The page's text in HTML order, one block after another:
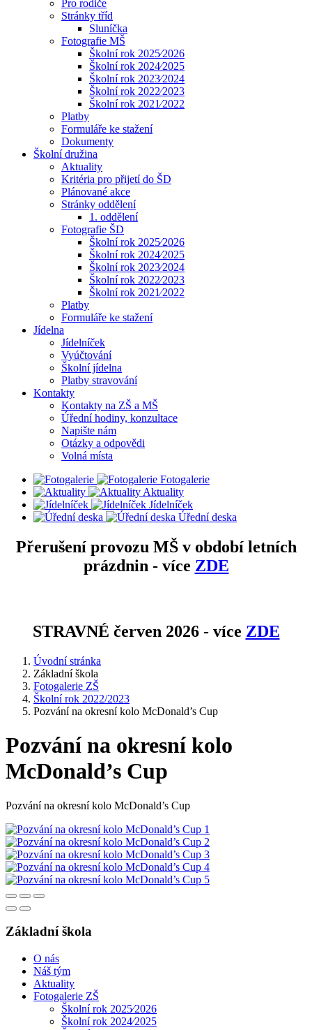
Pro rodiče
Stránky tříd
Sluníčka
Fotografie MŠ
Školní rok 2025⁄2026
Školní rok 2024⁄2025
Školní rok 2023⁄2024
Školní rok 2022⁄2023
Školní rok 2021⁄2022
Platby
Formuláře ke stažení
Dokumenty
Školní družina
Aktuality
Kritéria pro přijetí do ŠD
Plánované akce
Stránky oddělení
1. oddělení
Fotografie ŠD
Školní rok 2025⁄2026
Školní rok 2024⁄2025
Školní rok 2023⁄2024
Školní rok 2022⁄2023
Školní rok 2021⁄2022
Platby
Formuláře ke stažení
Jídelna
Jídelníček
Vyúčtování
Školní jídelna
Platby stravování
Kontakty
Kontakty na ZŠ a MŠ
Úřední hodiny, konzultace
Napište nám
Otázky a odpovědi
Volná místa
Fotogalerie
Aktuality
Jídelníček
Úřední deska
Přerušení provozu MŠ v období letních
prázdnin - více ZDE
STRAVNÉ červen 2026 - více ZDE
Úvodní stránka
Základní škola
Fotogalerie ZŠ
Školní rok 2022/2023
Pozvání na okresní kolo McDonald’s Cup
Pozvání na okresní kolo
McDonald’s Cup
Pozvání na okresní kolo McDonald’s Cup
Základní škola
O nás
Náš tým
Aktuality
Fotogalerie ZŠ
Školní rok 2025⁄2026
Školní rok 2024⁄2025